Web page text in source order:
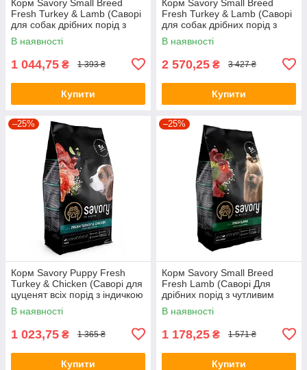
Корм Savory Small Breed
Fresh Turkey & Lamb (Саворі
для собак дрібних порід з
індичкою і ягням) 3кг.
В наявності
1 044,75 ₴ 1 393 ₴
Купити
Корм Savory Small Breed
Fresh Turkey & Lamb (Саворі
для собак дрібних порід з
індичкою і ягням) 8кг.
В наявності
2 570,25 ₴ 3 427 ₴
Купити
–25%
Корм Savory Puppy Fresh
Turkey & Chicken (Саворі для
цуценят всіх порід з індичкою
і куркою) 3кг.
В наявності
1 023,75 ₴ 1 365 ₴
Купити
–25%
Корм Savory Small Breed
Fresh Lamb (Саворі Для
дрібних порід з чутливим
травленням з ягням) 3кг.
В наявності
1 178,25 ₴ 1 571 ₴
Купити